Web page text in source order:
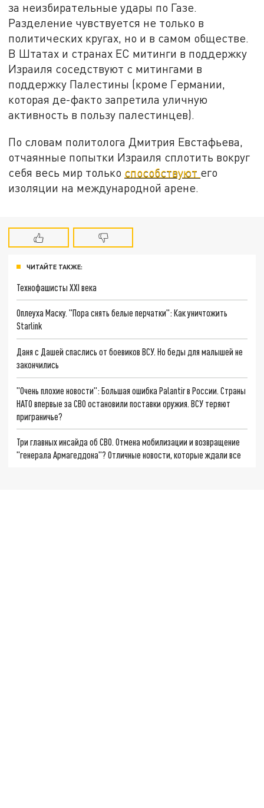
за неизбирательные удары по Газе.
Разделение чувствуется не только в
политических кругах, но и в самом обществе.
В Штатах и странах ЕС митинги в поддержку
Израиля соседствуют с митингами в
поддержку Палестины (кроме Германии,
которая де-факто запретила уличную
активность в пользу палестинцев).
По словам политолога Дмитрия Евстафьева,
отчаянные попытки Израиля сплотить вокруг
себя весь мир только способствуют его
изоляции на международной арене.
ЧИТАЙТЕ ТАКЖЕ:
Технофашисты XXI века
Оплеуха Маску. "Пора снять белые перчатки": Как уничтожить
Starlink
Даня с Дашей спаслись от боевиков ВСУ. Но беды для малышей не
закончились
"Очень плохие новости": Большая ошибка Palantir в России. Страны
НАТО впервые за СВО остановили поставки оружия. ВСУ теряют
приграничье?
Три главных инсайда об СВО. Отмена мобилизации и возвращение
"генерала Армагеддона"? Отличные новости, которые ждали все